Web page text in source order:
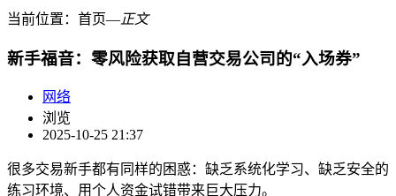
当前位置： 首页―正文
新手福音：零风险获取自营交易公司的“入场券”
网络
浏览
2025-10-25 21:37
很多交易新手都有同样的困惑：缺乏系统化学习、缺乏安全的
练习环境、用个人资金试错带来巨大压力。